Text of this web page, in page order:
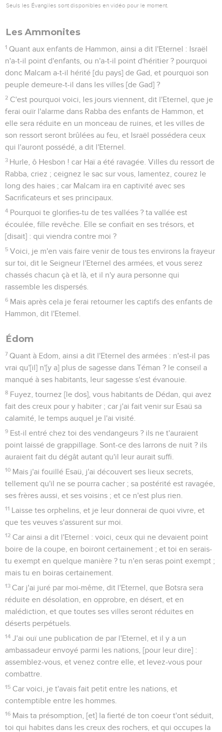
Seuls les Évangiles sont disponibles en vidéo pour le moment.
Les Ammonites
1 Quant aux enfants de Hammon, ainsi a dit l'Eternel : Israël
n'a-t-il point d'enfants, ou n'a-t-il point d'héritier ? pourquoi
donc Malcam a-t-il hérité [du pays] de Gad, et pourquoi son
peuple demeure-t-il dans les villes [de Gad] ?
2 C'est pourquoi voici, les jours viennent, dit l'Eternel, que je
ferai ouïr l'alarme dans Rabba des enfants de Hammon, et
elle sera réduite en un monceau de ruines, et les villes de
son ressort seront brûlées au feu, et Israël possédera ceux
qui l'auront possédé, a dit l'Eternel.
3 Hurle, ô Hesbon ! car Haï a été ravagée. Villes du ressort de
Rabba, criez ; ceignez le sac sur vous, lamentez, courez le
long des haies ; car Malcam ira en captivité avec ses
Sacrificateurs et ses principaux.
4 Pourquoi te glorifies-tu de tes vallées ? ta vallée est
écoulée, fille revêche. Elle se confiait en ses trésors, et
[disait] : qui viendra contre moi ?
5 Voici, je m'en vais faire venir de tous tes environs la frayeur
sur toi, dit le Seigneur l'Eternel des armées, et vous serez
chassés chacun çà et là, et il n'y aura personne qui
rassemble les dispersés.
6 Mais après cela je ferai retourner les captifs des enfants de
Hammon, dit l'Etemel.
Édom
7 Quant à Edom, ainsi a dit l'Eternel des armées : n'est-il pas
vrai qu'[il] n'[y a] plus de sagesse dans Téman ? le conseil a
manqué à ses habitants, leur sagesse s'est évanouie.
8 Fuyez, tournez [le dos], vous habitants de Dédan, qui avez
fait des creux pour y habiter ; car j'ai fait venir sur Esaü sa
calamité, le temps auquel je l'ai visité.
9 Est-il entré chez toi des vendangeurs ? ils ne t'auraient
point laissé de grappillage. Sont-ce des larrons de nuit ? ils
auraient fait du dégât autant qu'il leur aurait suffi.
10 Mais j'ai fouillé Esaü, j'ai découvert ses lieux secrets,
tellement qu'il ne se pourra cacher ; sa postérité est ravagée,
ses frères aussi, et ses voisins ; et ce n'est plus rien.
11 Laisse tes orphelins, et je leur donnerai de quoi vivre, et
que tes veuves s'assurent sur moi.
12 Car ainsi a dit l'Eternel : voici, ceux qui ne devaient point
boire de la coupe, en boiront certainement ; et toi en serais-
tu exempt en quelque manière ? tu n'en seras point exempt ;
mais tu en boiras certainement.
13 Car j'ai juré par moi-même, dit l'Eternel, que Botsra sera
réduite en désolation, en opprobre, en désert, et en
malédiction, et que toutes ses villes seront réduites en
déserts perpétuels.
14 J'ai ouï une publication de par l'Eternel, et il y a un
ambassadeur envoyé parmi les nations, [pour leur dire] :
assemblez-vous, et venez contre elle, et levez-vous pour
combattre.
15 Car voici, je t'avais fait petit entre les nations, et
contemptible entre les hommes.
16 Mais ta présomption, [et] la fierté de ton coeur t'ont séduit,
toi qui habites dans les creux des rochers, et qui occupes la